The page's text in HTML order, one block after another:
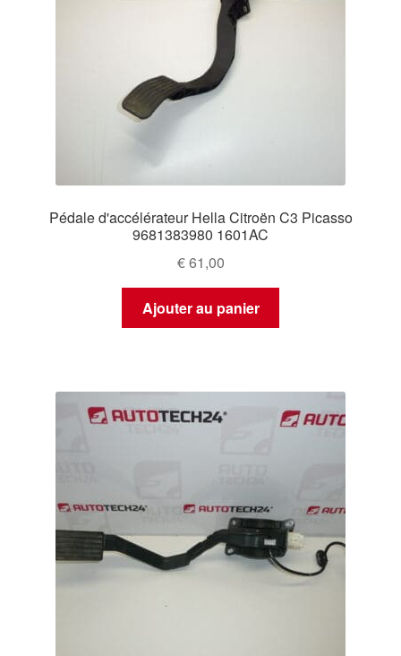
Pédale d'accélérateur Hella Citroën C3 Picasso
9681383980 1601AC
€61,00
Ajouter au panier